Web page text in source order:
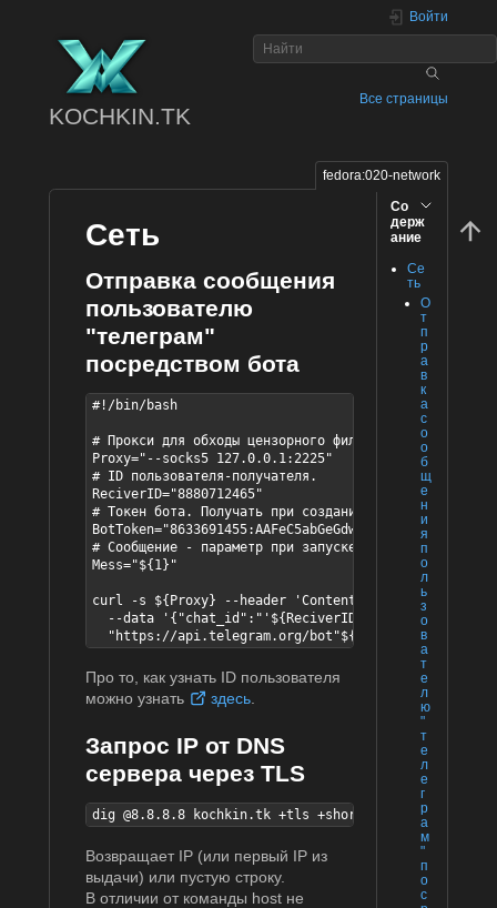
KOCHKIN.TK
Войти
Все страницы
fedora:020-network
Со
держ
ание
Се
ть
О
т
п
р
а
в
к
а
с
о
о
б
щ
е
н
и
я
п
о
л
ь
з
о
в
а
т
е
л
ю
"
т
е
л
е
г
р
а
м
"
п
о
с
Сеть
Отправка сообщения
пользователю
"телеграм"
посредством бота
#!/bin/bash
# Прокси для обходы цензорного фильтра провайдера
Proxy="--socks5 127.0.0.1:2225"
# ID пользователя-получателя.
ReciverID="8880712465"
# Токен бота. Получать при создании бота
BotToken="8633691455:AAFeC5abGeGdwtVn3UM-
# Сообщение - параметр при запуске скрипта
Mess="${1}"
curl -s ${Proxy} --header 'Content-Type:
--data
"https://api.telegram.org/bot"${BotToken}"/
Про то, как узнать ID пользователя
можно узнать
здесь.
Запрос IP от DNS
сервера через TLS
dig @8.8.8.8 kochkin.tk +tls +short | head -n 1
Возвращает IP (или первый IP из
выдачи) или пустую строку.
В отличии от команды host не